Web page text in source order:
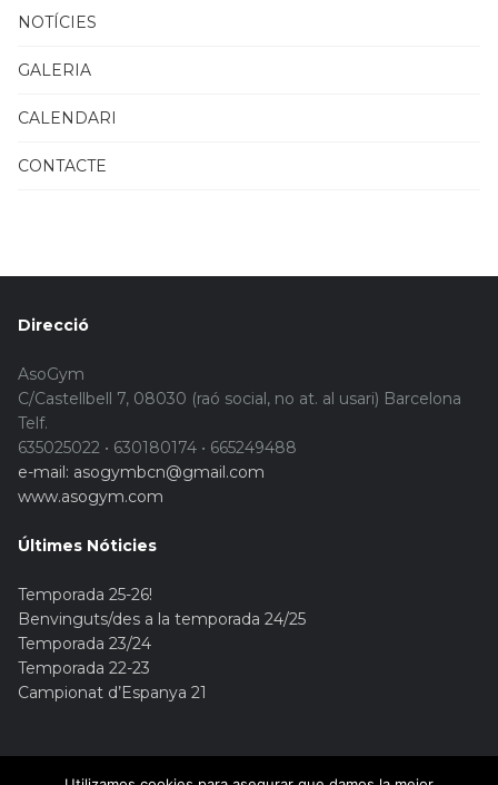
NOTÍCIES
GALERIA
CALENDARI
CONTACTE
Direcció
AsoGym
C/Castellbell 7, 08030 (raó social, no at. al usari) Barcelona
Telf.
635025022 • 630180174 • 665249488
e-mail: asogymbcn@gmail.com
www.asogym.com
Últimes Nóticies
Temporada 25-26!
Benvinguts/des a la temporada 24/25
Temporada 23/24
Temporada 22-23
Campionat d’Espanya 21